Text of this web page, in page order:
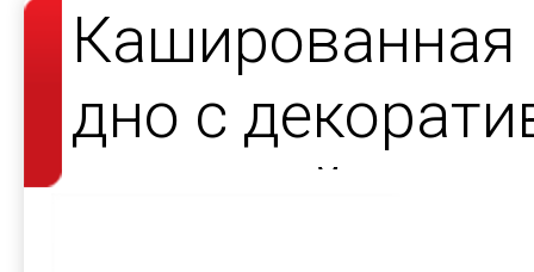
дно с
атласной